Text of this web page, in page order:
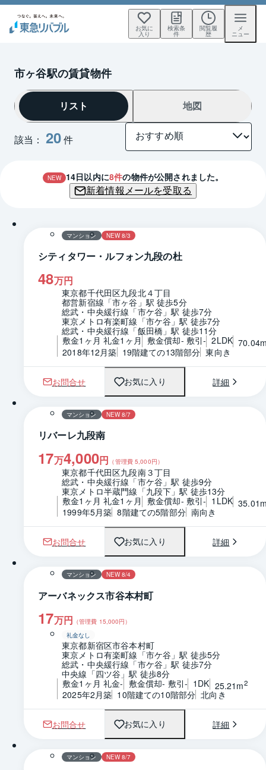
お気に
入り
検索条
件
閲覧履
歴
メ
ニュー
市ヶ谷駅の賃貸物件
該当： 20件
リスト 地図
NEW 14日以内に8件の物件が公開されました。
新着情報メールを受取る
マンション NEW 8/3
シティタワー・ルフォン九段の杜
48万円
東京都千代田区九段北４丁目
都営新宿線「市ヶ谷」駅 徒歩5分
総武・中央緩行線「市ケ谷」駅 徒歩7分
東京メトロ有楽町線「市ケ谷」駅 徒歩7分
総武・中央緩行線「飯田橋」駅 徒歩11分
敷金1ヶ月 礼金1ヶ月 敷金償却- 敷引- 2LDK
2018年12月築 19階建ての13階部分 東向き
お問合せ お気に入り 詳細
1 / 0 間取り
マンション NEW 8/7
リバーレ九段南
17万4,000円 （管理費5,000円）
東京都千代田区九段南３丁目
総武・中央緩行線「市ケ谷」駅 徒歩9分
東京メトロ半蔵門線「九段下」駅 徒歩13分
敷金1ヶ月 礼金1ヶ月 敷金償却- 敷引- 1LDK
1999年5月築 8階建ての5階部分 南向き
お問合せ お気に入り 詳細
1 / 0 間取り
マンション NEW 8/4
アーバネックス市谷本村町
17万円 （管理費 15,000円）
礼金なし
東京都新宿区市谷本村町
東京メトロ有楽町線「市ケ谷」駅 徒歩5分
総武・中央緩行線「市ケ谷」駅 徒歩7分
中央線「四ツ谷」駅 徒歩8分
敷金1ヶ月 礼金- 敷金償却- 敷引- 1DK 25.21m2
2025年2月築 10階建ての10階部分 北向き
お問合せ お気に入り 詳細
1 / 0
マンション NEW 8/7